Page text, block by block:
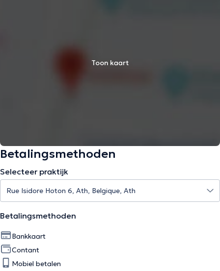
Toon kaart
Betalingsmethoden
Selecteer praktijk
Betalingsmethoden
Bankkaart
Contant
Mobiel betalen